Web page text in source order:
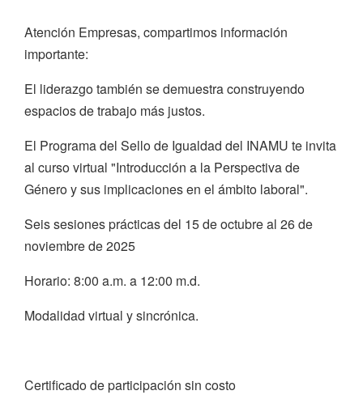
Atención Empresas, compartimos información
importante:
El liderazgo también se demuestra construyendo
espacios de trabajo más justos.
El Programa del Sello de Igualdad del INAMU te invita
al curso virtual "Introducción a la Perspectiva de
Género y sus implicaciones en el ámbito laboral".
Seis sesiones prácticas del 15 de octubre al 26 de
noviembre de 2025
Horario: 8:00 a.m. a 12:00 m.d.
Modalidad virtual y sincrónica.
Certificado de participación sin costo